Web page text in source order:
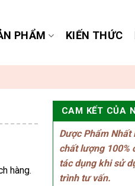
PHẨM KIẾN THỨC
hàng.
CAM KẾT CỦA
Dược Phẩm Nhất
chất lượng 100%
tác dụng khi sử
trình tư vấn.